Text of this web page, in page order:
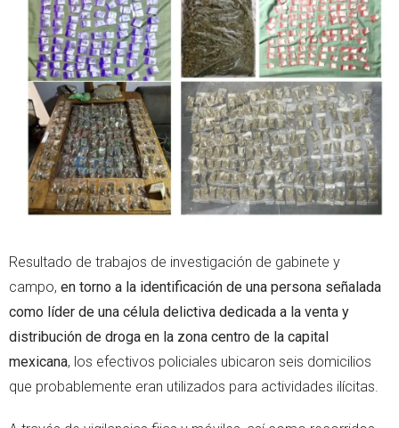
Resultado de trabajos de investigación de gabinete y
campo, en torno a la identificación de una persona señalada
como líder de una célula delictiva dedicada a la venta y
distribución de droga en la zona centro de la capital
mexicana, los efectivos policiales ubicaron seis domicilios
que probablemente eran utilizados para actividades ilícitas.